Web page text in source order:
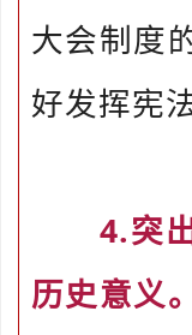
大会制度
好发挥宪
4.突
历史意义。